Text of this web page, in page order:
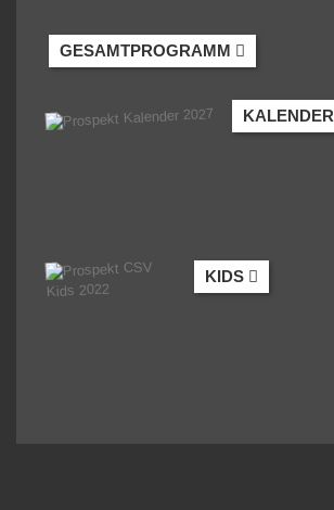
GESAMTPROGRAMM
KALENDER
KIDS